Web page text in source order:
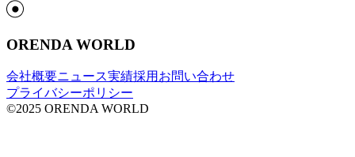
ORENDA WORLD
会社概要ニュース実績採用 お問い合わせ
プライバシーポリシー
©2025 ORENDA WORLD